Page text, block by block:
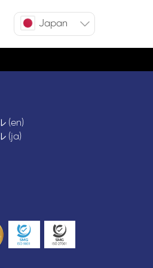
Japan
(en)
(ja)